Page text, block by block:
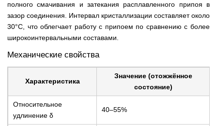
полного смачивания и затекания расплавленного припоя в
зазор соединения. Интервал кристаллизации составляет около
30°C, что облегчает работу с припоем по сравнению с более
широкоинтервальными составами.
Механические свойства
Характеристика
Значение (отожжённое
состояние)
Относительное
удлинение δ
40–55%